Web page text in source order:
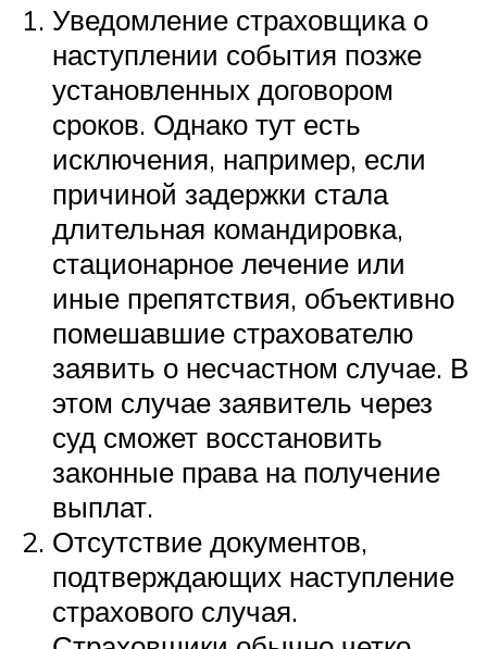
Уведомление страховщика о
наступлении события позже
установленных договором
сроков. Однако тут есть
исключения, например, если
причиной задержки стала
длительная командировка,
стационарное лечение или
иные препятствия, объективно
помешавшие страхователю
заявить о несчастном случае. В
этом случае заявитель через
суд сможет восстановить
законные права на получение
выплат.
Отсутствие документов,
подтверждающих наступление
страхового случая.